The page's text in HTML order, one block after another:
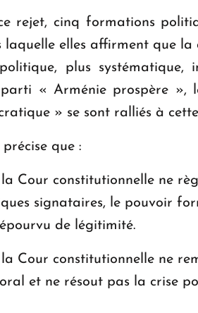
rejet, cinq formations
laquelle elles affirment que
plus
« Arménie prospère
» se sont ralliés à
que :
Cour constitutionnelle ne
signataires, le pouvoir
de légitimité.
Cour constitutionnelle ne
et ne résout pas la crise